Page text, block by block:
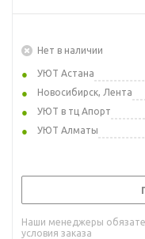
Нет в наличии
УЮТ Астана
Новосибирск, Лента
УЮТ в тц Апорт
УЮТ Алматы
Наши менеджеры
условия заказа